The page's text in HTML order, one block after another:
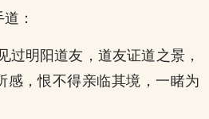
：
过明阳道友，道友证道之景，
感，恨不得亲临其境，一睹为